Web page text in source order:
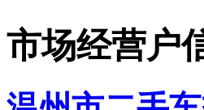
市场经营户